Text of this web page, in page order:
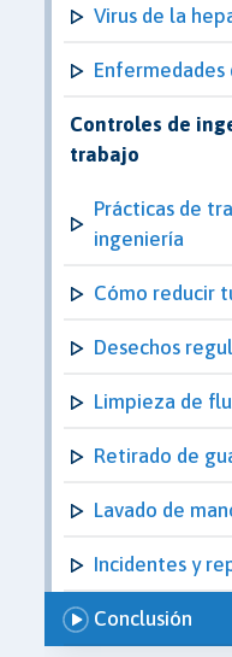
Virus de la
Controles de
trabajo
Prácticas de
ingeniería
Cómo reducir
Desechos
Limpieza de
Retirado de
Lavado de
Incidentes y
Conclusión